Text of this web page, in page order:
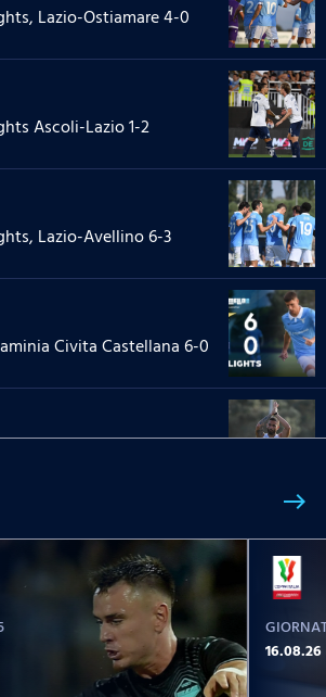
Lazio-Ostiamare 4-0
Ascoli-Lazio 1-2
Lazio-Avellino 6-3
Civita Castellana 6-0
| Lazio-Pisa 2-1
Athora | Fiorentina-
east
16.08.26